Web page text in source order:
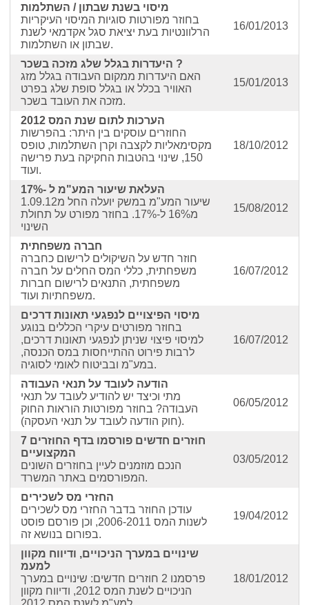
מיסוי בשנת שבתון / השתלמות
בחוזר מפורטות סוגיות המיסוי העיקריות
הרלוונטיות בעת יציאת סגל אקדמאי לשנת
שבתון או השתלמות.
16/01/2013
היעדרות בגלל שלג מזכה בשכר ?
האם היעדרות ממקום העבודה בגלל מזג
האוויר בכלל או בגלל סופת שלג בפרט
מזכה את העובד בשכר.
15/01/2013
2012 הערכות לתום שנת המס
החוזרים עוסקים בין היתר: בהפרשות
מקסימאליות לקצבה וקרן השתלמות, טופס
150, שינוי בהטבות החקיקה בעת פרישה
ועוד.
18/10/2012
העלאת שיעור המע"מ ל -17%
שיעור המע"מ במשק יועלה החל מ1.09.12
מ16% ל-17%. בחוזר מפורט על תחולת
השינוי
15/08/2012
חברה משפחתית
חוזר חדש על השיקולים לרישום כחברה
משפחתית, כללי המס החלים על חברה
משפחתית, התנאים לרישום חברות
משפחתיות ועוד.
16/07/2012
מיסוי הפיצויים לנפגעי תאונות דרכים
בחוזר מפורטים עיקרי הכללים בנוגע
למיסוי פיצוי שניתן לנפגעי תאונות דרכים,
לרבות פירוט ההתייחסות במס הכנסה,
במע"מ ובביטוח לאומי לסוגיה.
16/07/2012
הודעה לעובד על תנאי העבודה
מתי וכיצד יש להודיע לעובד על תנאי
העבודה? בחוזר מפורטות הוראות החוק
(חוק הודעה לעובד על תנאי העסקה).
06/05/2012
7 חוזרים חדשים פורסמו בדף החוזרים
המקצועיים
הנכם מוזמנים לעיין בחוזרים השונים
המפורסמים באתר המשרד.
03/05/2012
החזרי מס לשכירים
עודכן החוזר בדבר החזרי מס לשכירים
לשנות המס 2006-2011, וכן פורסם פוסט
בפורום בנושא זה.
19/04/2012
שינויים במערך הניכויים, ודיווח מקוון
למעמ
פרסמנו 2 חוזרים חדשים: שינויים במערך
הניכויים לשנת המס 2012, ודיווח מקוון
18/01/2012